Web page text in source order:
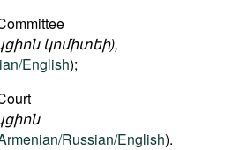
կոմիտեի),
English);
Russian/English).